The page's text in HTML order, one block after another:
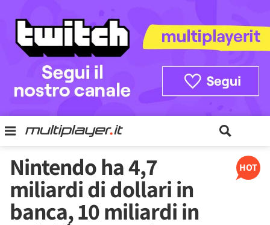
HOT
Nintendo ha 4,7
miliardi di dollari in
banca, 10 miliardi in